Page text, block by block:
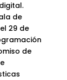
de
29 de
de